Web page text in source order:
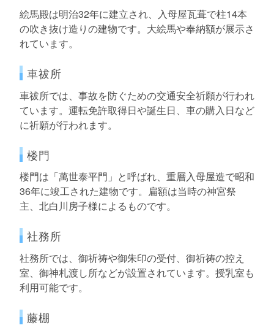
絵馬殿は明治32年に建立され、入母屋瓦葺で柱14本
の吹き抜け造りの建物です。大絵馬や奉納額が展示さ
れています。
車祓所
車祓所では、事故を防ぐための交通安全祈願が行われ
ています。運転免許取得日や誕生日、車の購入日など
に祈願が行われます。
楼門
楼門は「萬世泰平門」と呼ばれ、重層入母屋造で昭和
36年に竣工された建物です。扁額は当時の神宮祭
主、北白川房子様によるものです。
社務所
社務所では、御祈祷や御朱印の受付、御祈祷の控え
室、御神札渡し所などが設置されています。授乳室も
利用可能です。
藤棚